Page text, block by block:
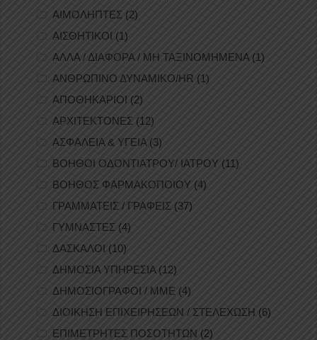
ΑΙΜΟΛΗΠΤΕΣ (2)
ΑΙΣΘΗΤΙΚΟΙ (1)
ΑΛΛΑ / ΔΙΑΦΟΡΑ / ΜΗ ΤΑΞΙΝΟΜΗΜΕΝΑ(1)
ΑΝΘΡΩΠΙΝΟ ΔΥΝΑΜΙΚΟ/HR (1)
ΑΠΟΘΗΚΑΡΙΟΙ (2)
ΑΡΧΙΤΕΚΤΟΝΕΣ (12)
ΑΣΦΑΛΕΙΑ & ΥΓΕΙΑ (3)
ΒΟΗΘΟΙ ΟΔΟΝΤΙΑΤΡΟΥ/ ΙΑΤΡΟΥ (11)
ΒΟΗΘΟΣ ΦΑΡΜΑΚΟΠΟΙΟΥ (4)
ΓΡΑΜΜΑΤΕΙΣ / ΓΡΑΦΕΙΣ (37)
ΓΥΜΝΑΣΤΕΣ (4)
ΔΑΣΚΑΛΟΙ (10)
ΔΗΜΟΣΙΑ ΥΠΗΡΕΣΙΑ(12)
ΔΗΜΟΣΙΟΓΡΑΦΟΙ / ΜΜΕ (4)
ΔΙΟΙΚΗΣΗ ΕΠΙΧΕΙΡΗΣΕΩΝ / ΣΤΕΛΕΧΩΣΗ (6)
ΕΠΙΜΕΤΡΗΤΕΣ ΠΟΣΟΤΗΤΩΝ (2)